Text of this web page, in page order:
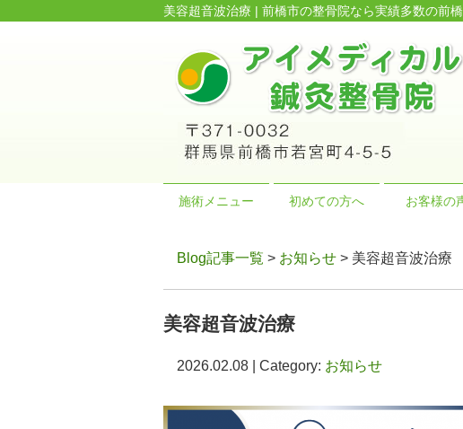
美容超音波治療 | 前橋市の整骨院なら実績多数の前
施術メニュー 初めての方へ お客様の
Blog記事一覧 > お知らせ > 美容超音波治療
美容超音波治療
2026.02.08 | Category: お知らせ